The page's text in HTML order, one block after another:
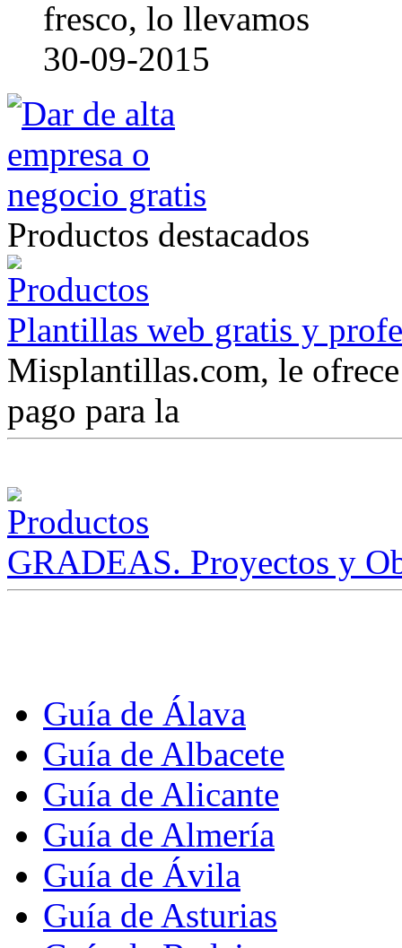
fresco, lo llevamos
30-09-2015
Productos destacados
Plantillas web gratis y
Misplantillas.com, le
pago para la
GRADEAS. Proyectos y
Guía de Álava
Guía de Albacete
Guía de Alicante
Guía de Almería
Guía de Ávila
Guía de Asturias